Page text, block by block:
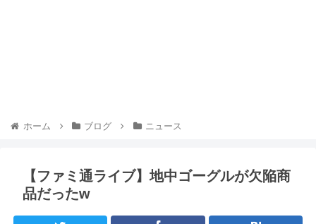
ホーム ブログ ニュース
【ファミ通ライブ】地中ゴーグルが欠陥商
品だったw